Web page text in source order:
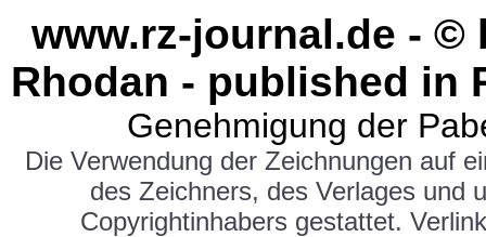
www.rz-journal.de - ©
Rhodan - published in
Genehmigung der
Die Verwendung der Zeichnungen auf
des Zeichners, des Verlages und
Copyrightinhabers gestattet.